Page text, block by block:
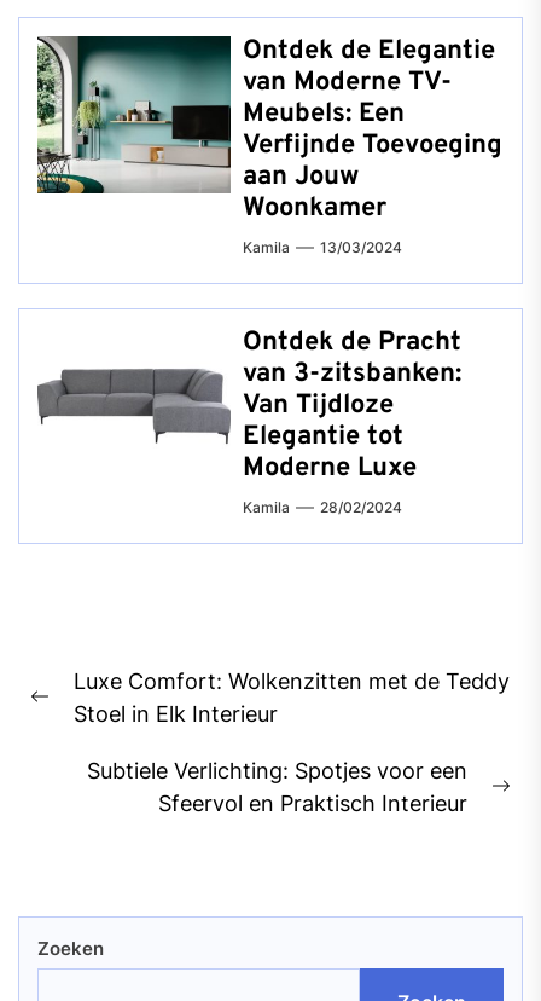
Ontdek de Elegantie
van Moderne TV-
Meubels: Een
Verfijnde Toevoeging
aan Jouw
Woonkamer
Kamila 13/03/2024
Ontdek de Pracht
van 3-zitsbanken:
Van Tijdloze
Elegantie tot
Moderne Luxe
Kamila 28/02/2024
navigatie
Previous
Luxe Comfort: Wolkenzitten met de Teddy
Stoel in Elk Interieur
Subtiele Verlichting: Spotjes voor een
Sfeervol en Praktisch Interieur
Zoeken